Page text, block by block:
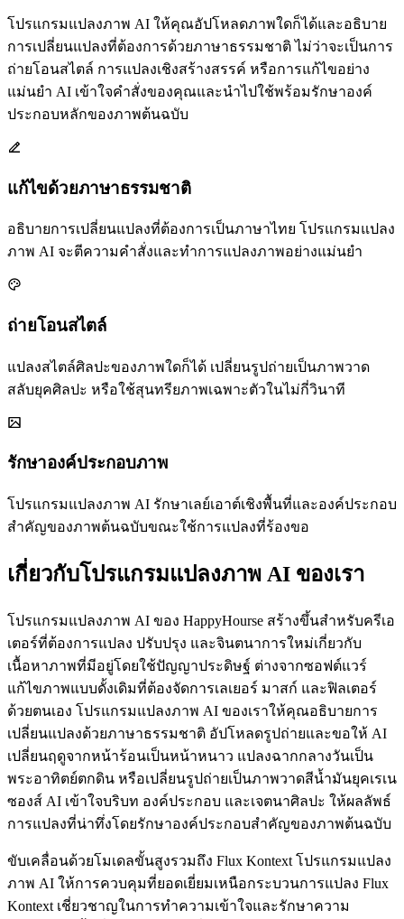
โปรแกรมแปลงภาพ AI ให้คุณอัปโหลดภาพใดก็ได้และอธิบาย
การเปลี่ยนแปลงที่ต้องการด้วยภาษาธรรมชาติ ไม่ว่าจะเป็นการ
ถ่ายโอนสไตล์ การแปลงเชิงสร้างสรรค์ หรือการแก้ไขอย่าง
แม่นยำ AI เข้าใจคำสั่งของคุณและนำไปใช้พร้อมรักษาองค์
ประกอบหลักของภาพต้นฉบับ
แก้ไขด้วยภาษาธรรมชาติ
อธิบายการเปลี่ยนแปลงที่ต้องการเป็นภาษาไทย โปรแกรมแปลง
ภาพ AI จะตีความคำสั่งและทำการแปลงภาพอย่างแม่นยำ
ถ่ายโอนสไตล์
แปลงสไตล์ศิลปะของภาพใดก็ได้ เปลี่ยนรูปถ่ายเป็นภาพวาด
สลับยุคศิลปะ หรือใช้สุนทรียภาพเฉพาะตัวในไม่กี่วินาที
รักษาองค์ประกอบภาพ
โปรแกรมแปลงภาพ AI รักษาเลย์เอาต์เชิงพื้นที่และองค์ประกอบ
สำคัญของภาพต้นฉบับขณะใช้การแปลงที่ร้องขอ
เกี่ยวกับโปรแกรมแปลงภาพ AI ของเรา
โปรแกรมแปลงภาพ AI ของ HappyHourse สร้างขึ้นสำหรับครีเอ
เตอร์ที่ต้องการแปลง ปรับปรุง และจินตนาการใหม่เกี่ยวกับ
เนื้อหาภาพที่มีอยู่โดยใช้ปัญญาประดิษฐ์ ต่างจากซอฟต์แวร์
แก้ไขภาพแบบดั้งเดิมที่ต้องจัดการเลเยอร์ มาสก์ และฟิลเตอร์
ด้วยตนเอง โปรแกรมแปลงภาพ AI ของเราให้คุณอธิบายการ
เปลี่ยนแปลงด้วยภาษาธรรมชาติ อัปโหลดรูปถ่ายและขอให้ AI
เปลี่ยนฤดูจากหน้าร้อนเป็นหน้าหนาว แปลงฉากกลางวันเป็น
พระอาทิตย์ตกดิน หรือเปลี่ยนรูปถ่ายเป็นภาพวาดสีน้ำมันยุคเรเน
ซองส์ AI เข้าใจบริบท องค์ประกอบ และเจตนาศิลปะ ให้ผลลัพธ์
การแปลงที่น่าทึ่งโดยรักษาองค์ประกอบสำคัญของภาพต้นฉบับ
ขับเคลื่อนด้วยโมเดลขั้นสูงรวมถึง Flux Kontext โปรแกรมแปลง
ภาพ AI ให้การควบคุมที่ยอดเยี่ยมเหนือกระบวนการแปลง Flux
Kontext เชี่ยวชาญในการทำความเข้าใจและรักษาความ